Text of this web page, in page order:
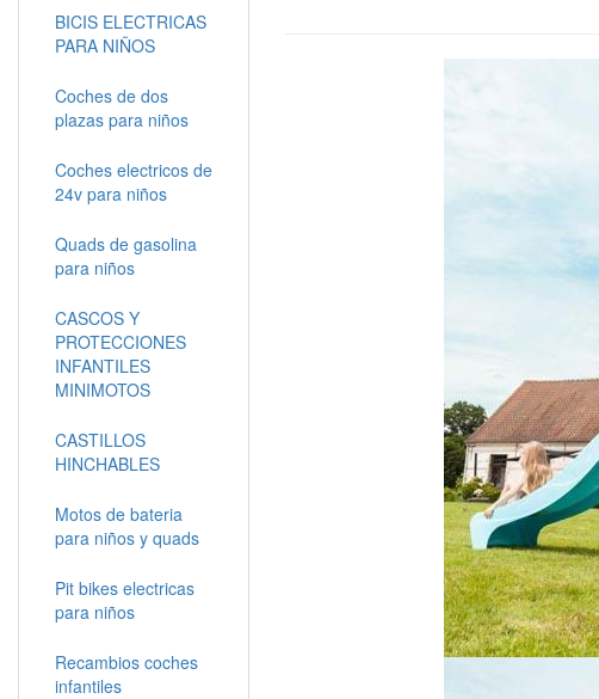
BICIS ELECTRICAS
PARA NIÑOS
Coches de dos
plazas para niños
Coches electricos de
24v para niños
Quads de gasolina
para niños
CASCOS Y
PROTECCIONES
INFANTILES
MINIMOTOS
CASTILLOS
HINCHABLES
Motos de bateria
para niños y quads
Pit bikes electricas
para niños
Recambios coches
infantiles